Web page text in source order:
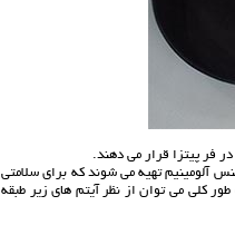
فر پیتزا قرار می دهند.
آلومینیم تهیه می شوند که برای سلامتی
کلی می توان از نظر آیتم های زیر طبقه